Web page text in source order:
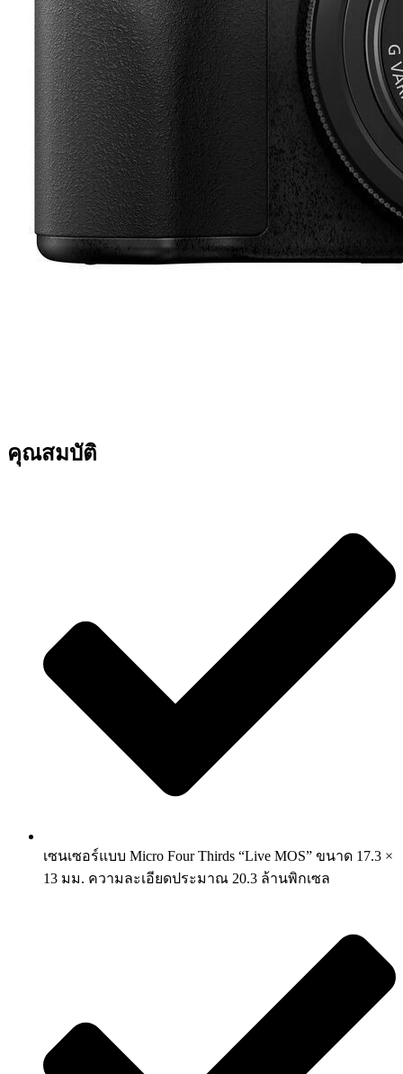
คุณสมบัติ
เซนเซอร์แบบ Micro Four Thirds “Live MOS” ขนาด 17.3 ×
13 มม. ความละเอียดประมาณ 20.3 ล้านพิกเซล